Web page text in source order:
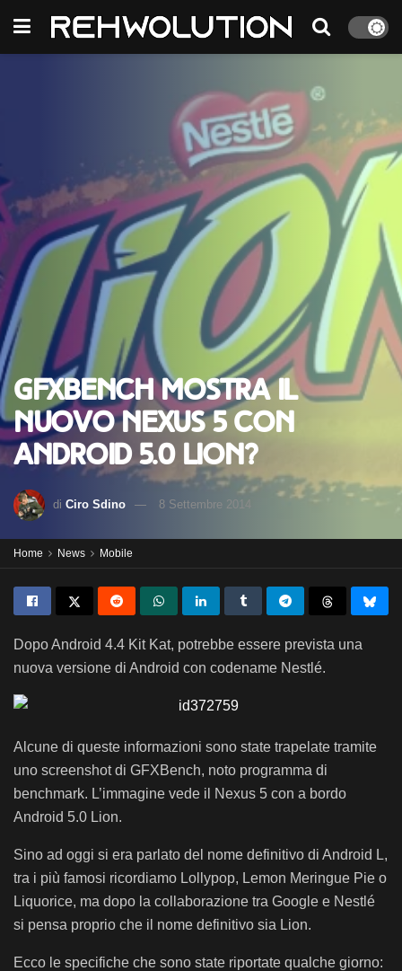
GFXBench mostra il
nuovo Nexus 5 con
Android 5.0 Lion?
di Ciro Sdino 8 Settembre 2014
Home News Mobile
Dopo Android 4.4 Kit Kat, potrebbe essere prevista una
nuova versione di Android con codename Nestlé.
Alcune di queste informazioni sono state trapelate tramite
uno screenshot di GFXBench, noto programma di
benchmark. L’immagine vede il Nexus 5 con a bordo
Android 5.0 Lion.
Sino ad oggi si era parlato del nome definitivo di Android L,
tra i più famosi ricordiamo Lollypop, Lemon Meringue Pie o
Liquorice, ma dopo la collaborazione tra Google e Nestlé
si pensa proprio che il nome definitivo sia Lion.
Ecco le specifiche che sono state riportate qualche giorno: